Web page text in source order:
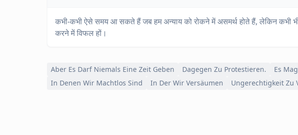
कभी-कभी ऐसे समय आ सकते हैं जब हम अन्याय को रोकने में असमर्थ होते हैं, लेकिन कभी भी
करने में विफल हों।
Aber Es Darf Niemals Eine Zeit Geben Dagegen Zu Protestieren.
Es
In Denen Wir Machtlos Sind
In Der Wir Versäumen Ungerechtigkeit Zu